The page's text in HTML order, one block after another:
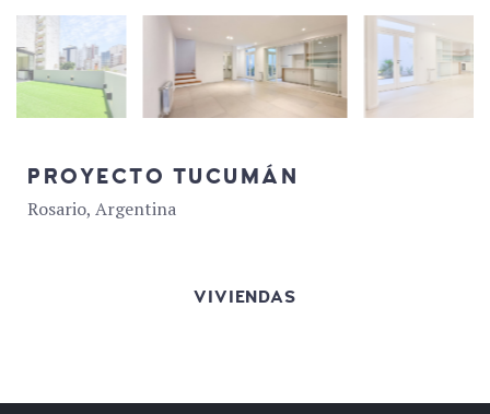
PROYECTO TUCUMÁN
Rosario, Argentina
VIVIENDAS